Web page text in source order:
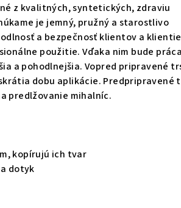
z kvalitných, syntetických, zdraviu
je jemný, pružný a starostlivo
a bezpečnosť klientov a
použitie. Vďaka nim bude
a pohodlnejšia. Vopred pripravené
dobu aplikácie. Predpripravené
predlžovanie mihalníc.
kopírujú ich tvar
dotyk